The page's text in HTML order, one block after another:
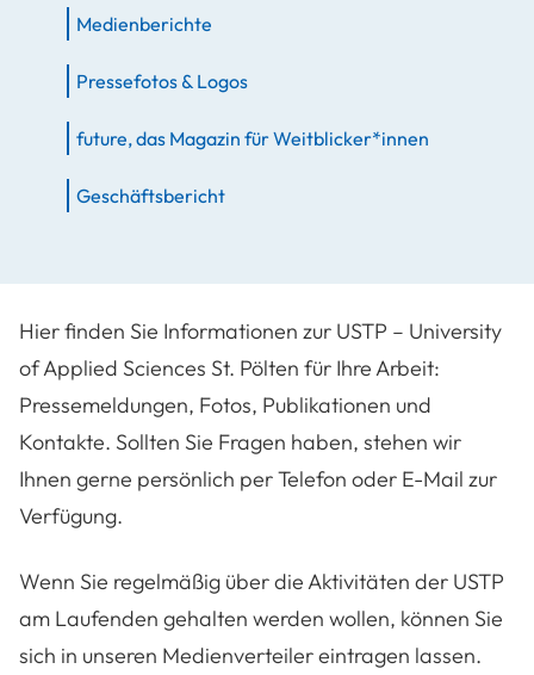
Medienberichte
Pressefotos & Logos
future, das Magazin für Weitblicker*innen
Geschäftsbericht
Hier finden Sie Informationen zur USTP – University
of Applied Sciences St. Pölten für Ihre Arbeit:
Pressemeldungen, Fotos, Publikationen und
Kontakte. Sollten Sie Fragen haben, stehen wir
Ihnen gerne persönlich per Telefon oder E-Mail zur
Verfügung.
Wenn Sie regelmäßig über die Aktivitäten der USTP
am Laufenden gehalten werden wollen, können Sie
sich in unseren Medienverteiler eintragen lassen.